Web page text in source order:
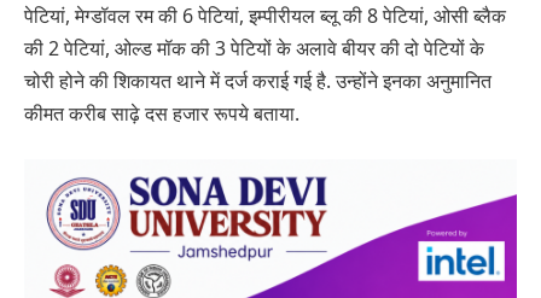
पेटियां, मेग्डॉवल रम की 6 पेटियां, इम्पीरीयल ब्लू की 8 पेटियां, ओसी ब्लैक
की 2 पेटियां, ओल्ड मॉक की 3 पेटियों के अलावे बीयर की दो पेटियों के
चोरी होने की शिकायत थाने में दर्ज कराई गई है. उन्होंने इनका अनुमानित
कीमत करीब साढ़े दस हजार रूपये बताया.